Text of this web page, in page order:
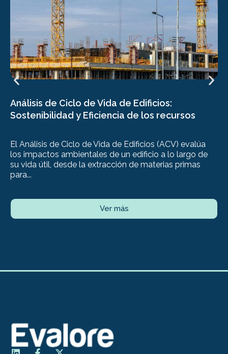
Análisis de Ciclo de Vida de Edificios:
Sostenibilidad y Eficiencia de los recursos
El Análisis de Ciclo de Vida de Edificios (ACV) evalúa
los impactos ambientales de un edificio a lo largo de
su vida útil, desde la extracción de materias primas
para...
Ver más